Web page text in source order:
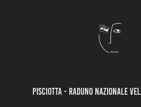
Pisciotta - Raduno Nazionale